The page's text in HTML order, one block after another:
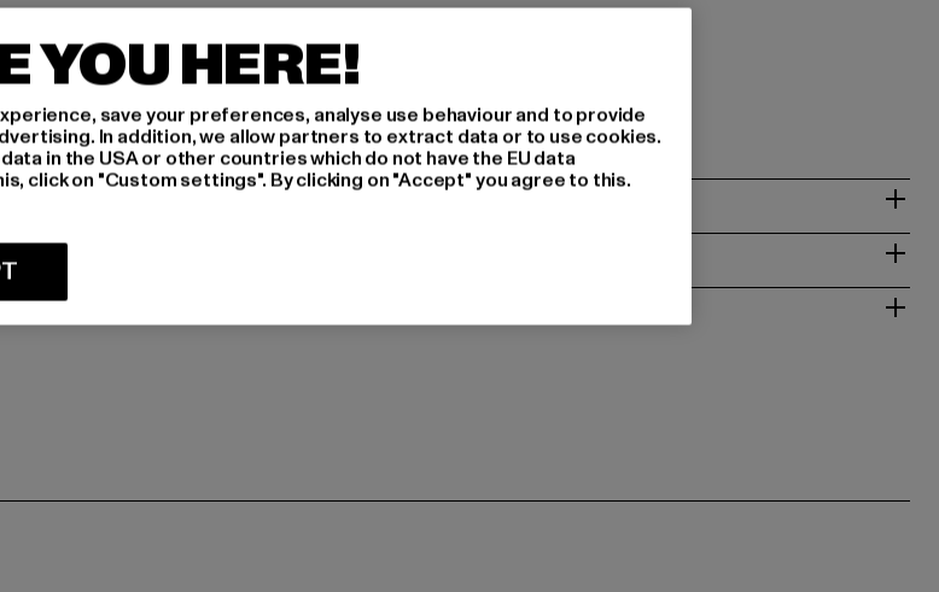
Kleur: blau
Kleur fabrikant: skyblue/royal
Materiële samenstelling: 100% Polyester
Art.Nr: UNFR26-132-23725
MAAT
YOU HERE!
save your preferences, analyse use behaviour and to provide
In addition, we allow partners to extract data or to use cookies.
in the USA or other countries which do not have the EU data
click on "Custom settings". By clicking on "Accept" you agree to this.